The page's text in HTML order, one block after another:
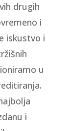
drugih
i
iskustvo i
u
i